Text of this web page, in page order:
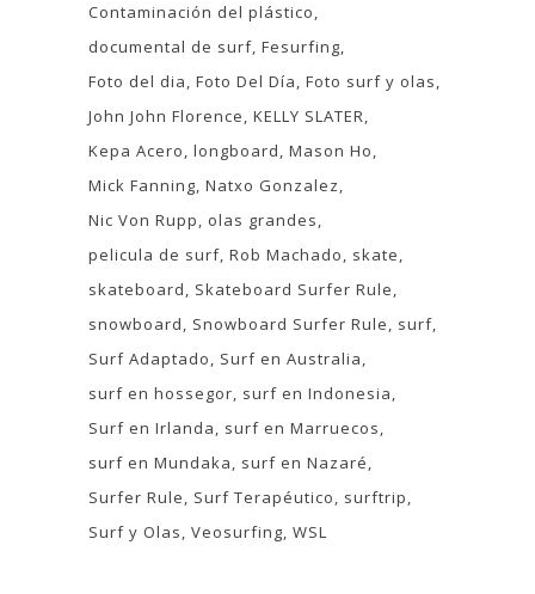
Contaminación del plástico
documental de surf Fesurfing
Foto del dia Foto Del Día Foto surf y olas
John John Florence KELLY SLATER
Kepa Acero longboard Mason Ho
Mick Fanning Natxo Gonzalez
Nic Von Rupp
olas grandes
pelicula de surf Rob Machado
skate
skateboard
Skateboard Surfer Rule
snowboard
Snowboard Surfer Rule
surf
Surf Adaptado
Surf en Australia
surf en hossegor surf en Indonesia
Surf en Irlanda
surf en Marruecos
surf en Mundaka
surf en Nazaré
Surfer Rule
Surf Terapéutico
surftrip
Surf y Olas Veosurfing WSL